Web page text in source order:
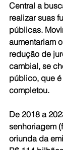
Central a
realizar suas
públicas.
aumentariam
redução de
cambial, se
público, que é
completou.
De 2018 a
senhoriagem
oriunda da